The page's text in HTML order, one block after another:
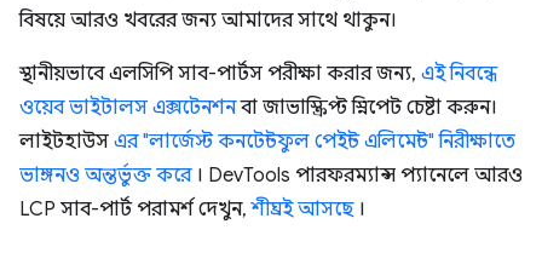
বিষয়ে আরও খবরের জন্য আমাদের সাথে থাকুন।
স্থানীয়ভাবে এলসিপি সাব-পার্টস পরীক্ষা করার জন্য, এই নিবন্ধে
ওয়েব ভাইটালস এক্সটেনশনবা জাভাস্ক্রিপ্ট স্নিপেট চেষ্টা করুন।
লাইটহাউস এর "লার্জেস্ট কনটেন্টফুল পেইন্ট এলিমেন্ট" নিরীক্ষাতে
ভাঙ্গনও অন্তর্ভুক্ত করে। DevTools পারফরম্যান্স প্যানেলে আরও
LCP সাব-পার্ট পরামর্শ দেখুন,শীঘ্রই আসছে।